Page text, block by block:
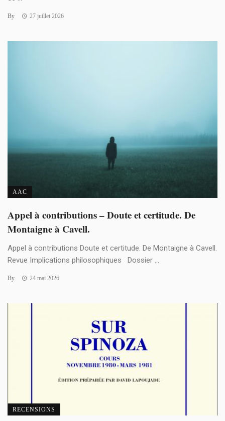
By 27 juillet 2026
AAC
Appel à contributions – Doute et certitude. De
Montaigne à Cavell.
Appel à contributions Doute et certitude. De Montaigne à Cavell.
Revue Implications philosophiques Dossier ...
By 24 mai 2026
RECENSIONS